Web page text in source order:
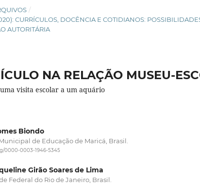
/
CURRÍCULOS, DOCÊNCIA E COTIDIANOS:
AUTORITÁRIA
NA RELAÇÃO MUSEU-
visita escolar a um aquário
Biondo
de Educação de Maricá, Brasil.
0000-0003-1946-5345
Girão Soares de Lima
Federal do Rio de Janeiro, Brasil.